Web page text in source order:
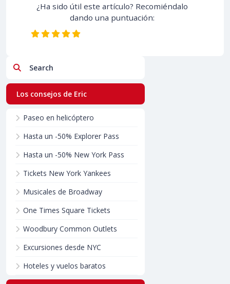
¿Ha sido útil este artículo? Recomiéndalo
dando una puntuación:
Search
Los consejos de Eric
Paseo en helicóptero
Hasta un -50% Explorer Pass
Hasta un -50% New York Pass
Tickets New York Yankees
Musicales de Broadway
One Times Square Tickets
Woodbury Common Outlets
Excursiones desde NYC
Hoteles y vuelos baratos